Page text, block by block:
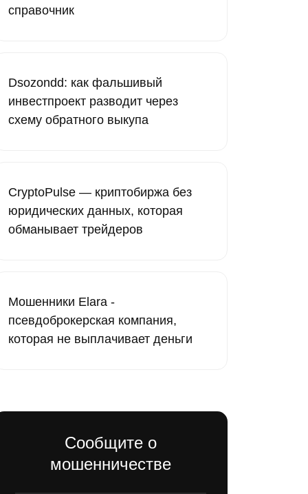
справочник
Dsozondd: как фальшивый
инвестпроект разводит через
схему обратного выкупа
CryptoPulse — криптобиржа без
юридических данных, которая
обманывает трейдеров
Мошенники Elara -
псевдоброкерская компания,
которая не выплачивает деньги
Сообщите о
мошенничестве